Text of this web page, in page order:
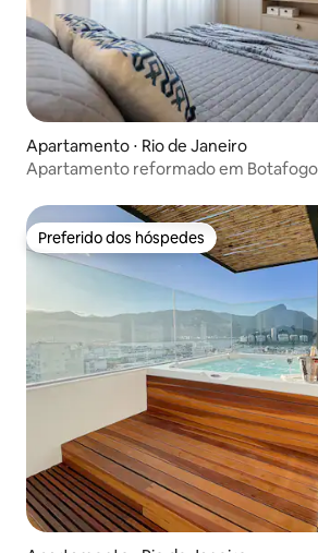
Apartamento ⋅ Rio de Janeiro
Apartamento reformado em Botafogo
Preferido dos hóspedes
Preferido dos hóspedes